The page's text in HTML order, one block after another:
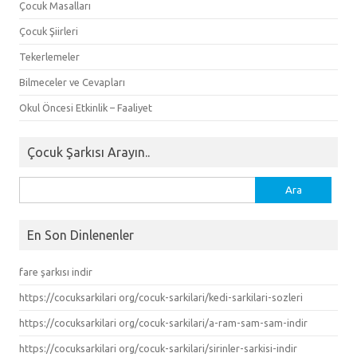
Çocuk Masalları
Çocuk Şiirleri
Tekerlemeler
Bilmeceler ve Cevapları
Okul Öncesi Etkinlik – Faaliyet
Çocuk Şarkısı Arayın..
En Son Dinlenenler
fare şarkısı indir
https://cocuksarkilari org/cocuk-sarkilari/kedi-sarkilari-sozleri
https://cocuksarkilari org/cocuk-sarkilari/a-ram-sam-sam-indir
https://cocuksarkilari org/cocuk-sarkilari/sirinler-sarkisi-indir